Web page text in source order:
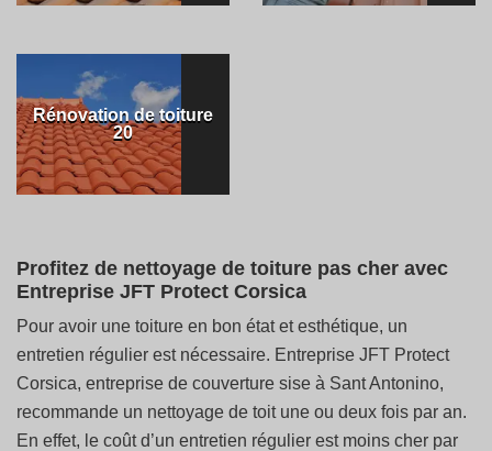
Rénovation de toiture
20
Profitez de nettoyage de toiture pas cher avec
Entreprise JFT Protect Corsica
Pour avoir une toiture en bon état et esthétique, un
entretien régulier est nécessaire. Entreprise JFT Protect
Corsica, entreprise de couverture sise à Sant Antonino,
recommande un nettoyage de toit une ou deux fois par an.
En effet, le coût d’un entretien régulier est moins cher par